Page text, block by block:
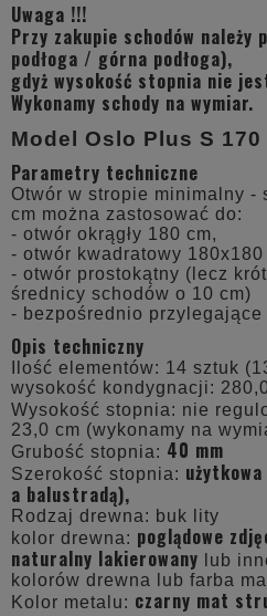
Uwaga !!!
Przy zakupie schodów należy
podłoga / górna podłoga),
gdyż wysokość stopnia nie
Wykonamy schody na wymiar.
Model Oslo Plus S 170
Parametry techniczne
Otwór w stropie minimalny -
cm można zastosować do:
- otwór okrągły 180 cm,
- otwór kwadratowy 180x180
- otwór prostokątny (lecz
średnicy schodów o 10 cm)
- bezpośrednio przylegające
Opis techniczny
Ilość elementów: 14 sztuk
wysokość kondygnacji:
Wysokość stopnia: nie
23,0 cm (wykonamy na
Grubość stopnia: 40 mm
Szerokość stopnia:
a balustradą),
Rodzaj drewna: buk lity
kolor drewna: poglądowe
naturalny lakierowany lub
kolorów drewna lub farba
Kolor metalu: czarny mat